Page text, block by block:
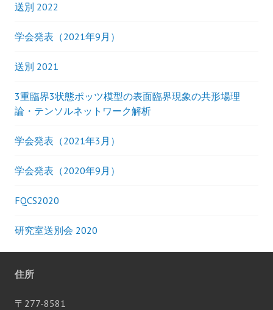
送別 2022
学会発表（2021年9月）
送別 2021
3重臨界3状態ポッツ模型の表面臨界現象の共形場理
論・テンソルネットワーク解析
学会発表（2021年3月）
学会発表（2020年9月）
FQCS2020
研究室送別会 2020
住所
〒277-8581